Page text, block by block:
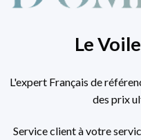
Le
L'expert Français de
des prix
Service client à votre